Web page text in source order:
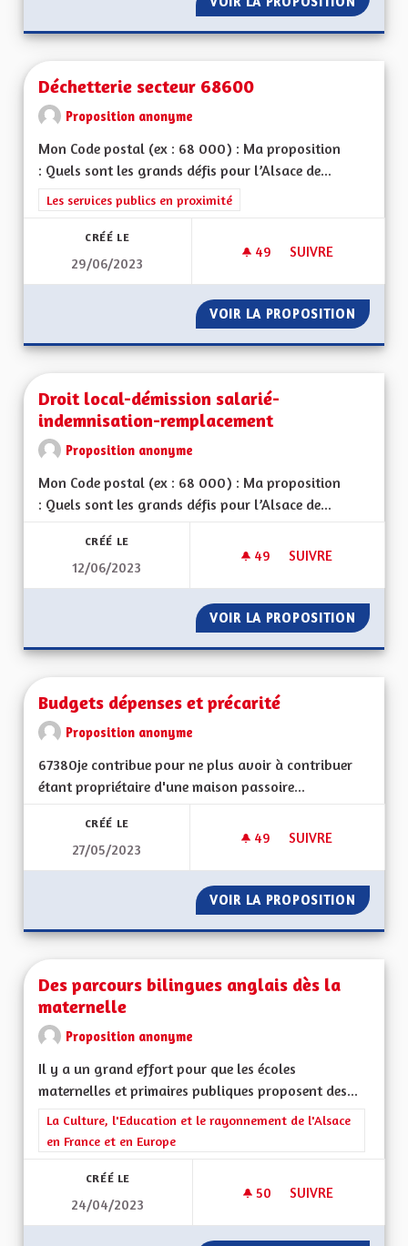
Déchetterie secteur 68600
Proposition anonyme
Mon Code postal (ex : 68 000) : Ma proposition
: Quels sont les grands défis pour l’Alsace de...
Filtrer les résultats de la catégorie : Les services publics en
Les services publics en proximité
CRÉÉ LE
29/06/2023
49 49 ABONNÉS
SUIVRE
VOIR LA PROPOSITION
Droit local-démission salarié-
indemnisation-remplacement
Proposition anonyme
Mon Code postal (ex : 68 000) : Ma proposition
: Quels sont les grands défis pour l’Alsace de...
CRÉÉ LE
12/06/2023
49 49 ABONNÉS
SUIVRE
VOIR LA PROPOSITION DROIT
Budgets dépenses et précarité
Proposition anonyme
67380je contribue pour ne plus avoir à contribuer
étant propriétaire d'une maison passoire...
CRÉÉ LE
27/05/2023
49 49 ABONNÉS
SUIVRE
VOIR LA PROPOSITION
Des parcours bilingues anglais dès la
maternelle
Proposition anonyme
Il y a un grand effort pour que les écoles
maternelles et primaires publiques proposent des...
Filtrer les résultats de la catégorie : La Culture, l'Education et
La Culture, l'Education et le rayonnement de l'Alsace
en France et en Europe
CRÉÉ LE
24/04/2023
50 50 ABONNÉS
SUIVRE